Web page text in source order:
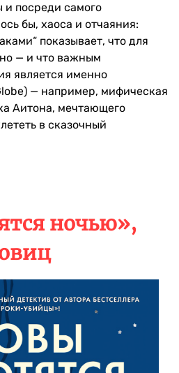
посреди самого
бы, хаоса и отчаяния:
показывает, что для
— и что важным
является именно
— например, мифическая
Аитона, мечтающего
в сказочный
ночью»,